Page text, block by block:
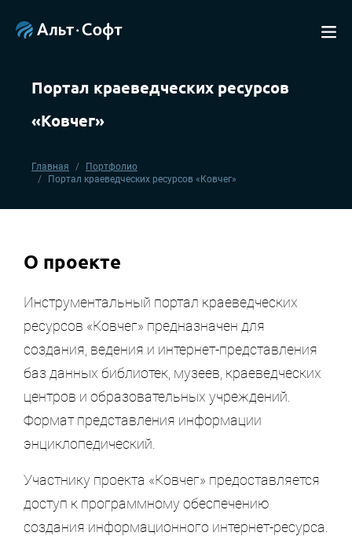
Портал краеведческих ресурсов
«Ковчег»
Главная
Портфолио
Портал краеведческих ресурсов «Ковчег»
О проектe
Инструментальный портал краеведческих
ресурсов «Ковчег» предназначен для
создания, ведения и интернет-представления
баз данных библиотек, музеев, краеведческих
центров и образовательных учреждений.
Формат представления информации
энциклопедический.
Участнику проекта «Ковчег» предоставляется
доступ к программному обеспечению
создания информационного интернет-ресурса.